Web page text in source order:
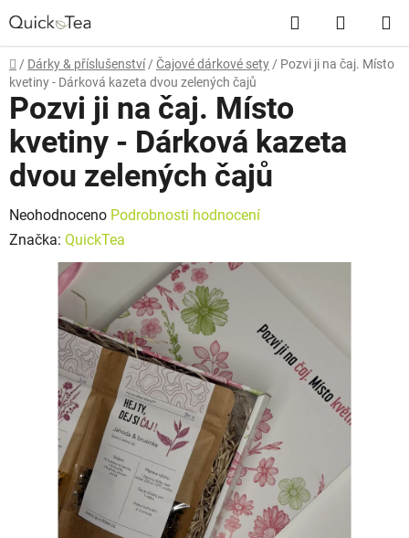
na
obsah
Hledat
KOŠÍK
Domů
/ Dárky & příslušenství / Čajové dárkové sety / Pozvi ji na čaj. Místo
kvetiny - Dárková kazeta dvou zelených čajů
Pozvi ji na čaj. Místo
kvetiny - Dárková kazeta
dvou zelených čajů
Průměrné
hodnocení
produktu
hvězdiček.
Neohodnoceno Podrobnosti hodnocení
Značka: QuickTea